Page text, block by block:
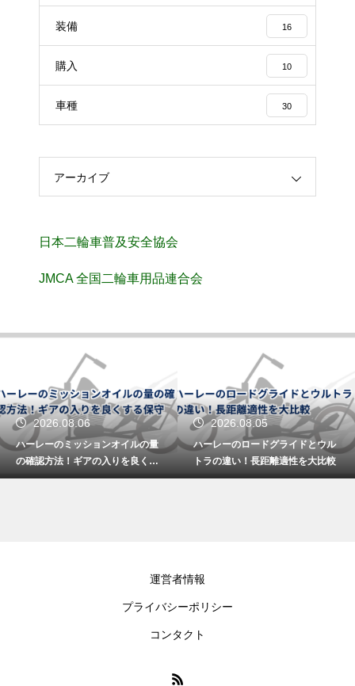
装備 16
購入 10
車種 30
アーカイブ
日本二輪車普及安全協会
JMCA 全国二輪車用品連合会
2026.08.06
ハーレーのミッションオイルの量
の確認方法！ギアの入りを良くす
る保守
2026.08.05
ハーレーのロードグライドとウル
トラの違い！長距離適性を大比較
運営者情報
プライバシーポリシー
コンタクト